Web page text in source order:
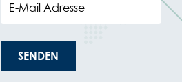
E-Mail Adresse
SENDEN